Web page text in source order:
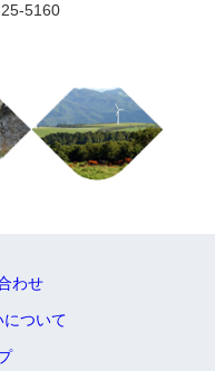
5160
わせ
ついて